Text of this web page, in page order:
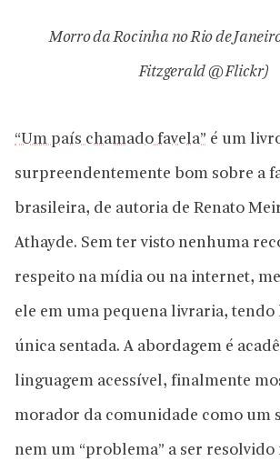
Morro da Rocinha no Rio de
Fitzgerald @ Flickr)
“Um país chamado favela” é um
surpreendentemente bom sobre a
brasileira, de autoria de Renato
Athayde. Sem ter visto nenhuma
respeito na mídia ou na internet,
ele em uma pequena livraria,
única sentada. A abordagem é
linguagem acessível, finalmente
morador da comunidade como um
nem um “problema” a ser resolvido